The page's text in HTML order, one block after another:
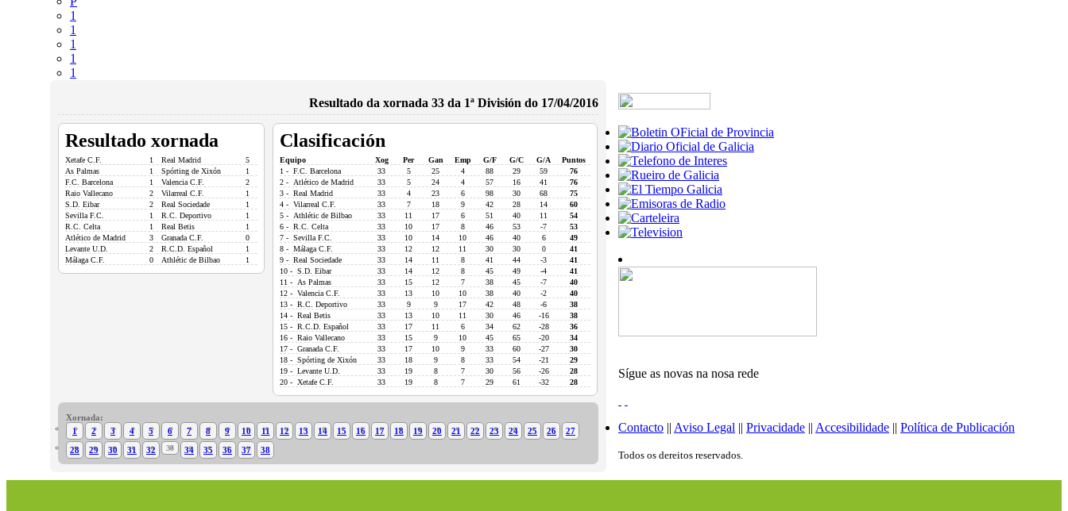
1
1
1
1
1
Resultado da xornada 33 da 1ª División do 17/04/2016
Resultado xornada
Xetafe C.F. 1 Real Madrid
5
As Palmas
1 Spórting de Xixón
1
F.C. Barcelona
1 Valencia C.F.
2
Raio Vallecano
2 Vilarreal C.F.
1
S.D. Eibar
2 Real Sociedade
1
Sevilla F.C.
1 R.C. Deportivo
1
R.C. Celta
1 Real Betis
1
Atlético de Madrid
3 Granada C.F.
0
Levante U.D.
2 R.C.D. Español
1
Málaga C.F.
0 Athlétic de Bilbao 1
Clasificación
Equipo Xog Per Gan Emp G/F G/C G/A
Puntos
1 - F.C. Barcelona
33 5 25 4 88 29 59
76
2 - Atlético de Madrid
33 5 24 4 57 16 41
76
3 - Real Madrid
33 4 23 6 98 30 68
75
4 - Vilarreal C.F.
33 7 18 9 42 28 14
60
5 - Athlétic de Bilbao
33 11 17 6 51 40 11
54
6 - R.C. Celta
33 10 17 8 46 53 -7
53
7 - Sevilla F.C.
33 10 14 10 46 40 6
49
8 - Málaga C.F.
33 12 12 11 30 30 0
41
9 - Real Sociedade
33 14 11 8 41 44 -3
41
10 - S.D. Eibar
33 14 12 8 45 49 -4
41
11 - As Palmas
33 15 12 7 38 45 -7
40
12 - Valencia C.F.
33 13 10 10 38 40 -2
40
13 - R.C. Deportivo
33 9 9 17 42 48 -6
38
14 - Real Betis
33 13 10 11 30 46 -16
38
15 - R.C.D. Español
33 17 11 6 34 62 -28
36
16 - Raio Vallecano
33 15 9 10 45 65 -20
34
17 - Granada C.F.
33 17 10 9 33 60 -27
30
18 - Spórting de Xixón
33 18 9 8 33 54 -21
29
19 - Levante U.D.
33 19 8 7 30 56 -26
28
20 - Xetafe C.F.
33 19 8 7 29 61 -32 28
Xornada:
1
2 3 4 5 6 7 8 9 10 11 12 13 14 15 16 17 18 19 20 21 22 23 24 25 26
27
28
29 30 31 32 33 34 35 36 37 38
Sígue as novas na nosa rede
Contacto || Aviso Legal || Privacidade || Accesibilidade || Política de Publicación
Todos os dereitos reservados.